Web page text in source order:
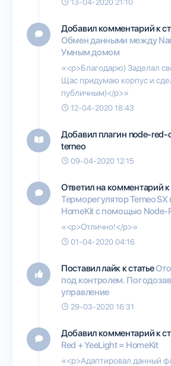
13-04-2020 21:10
Добавил комментарий к
Обмен данными между
Умным домом
«<p>Благодарю) Заделал
Щас придумаю корпус и
публичным)</p>»
12-04-2020 18:43
Добавил плагин node-red-
terneo
09-04-2020 12:15
Ответил на комментарий к
Терморегулятор Terneo SX
HomeKit с помощью Node-
«<p>Отлично!</p>»
01-04-2020 04:16
Поставил лайк к статье
под контролем.
управление
29-03-2020 16:31
Добавил комментарий к
Red + YeeLight = HomeKit
«<p>Адаптировал данный